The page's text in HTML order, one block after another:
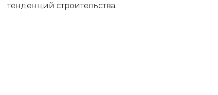
тенденций строительства.